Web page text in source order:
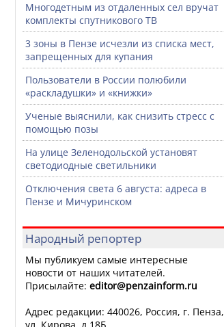
Многодетным из отдаленных сел вручат
комплекты спутникового ТВ
3 зоны в Пензе исчезли из списка мест,
запрещенных для купания
Пользователи в России полюбили
«раскладушки» и «книжки»
Ученые выяснили, как снизить стресс с
помощью позы
На улице Зеленодольской установят
светодиодные светильники
Отключения света 6 августа: адреса в
Пензе и Мичуринском
Народный репортер
Мы публикуем самые интересные
новости от наших читателей.
Присылайте: editor@penzainform.ru
Адрес редакции: 440026, Россия, г. Пенза,